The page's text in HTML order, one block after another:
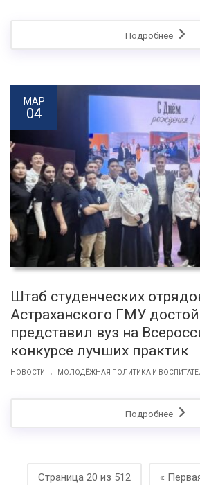
Подробнее
МАР
04
Штаб студенческих
Астраханского ГМУ
представил вуз на
конкурсе лучших практик
НОВОСТИ . МОЛОДЁЖНАЯ ПОЛИТИКА И
Подробнее
Страница 20 из 512 «